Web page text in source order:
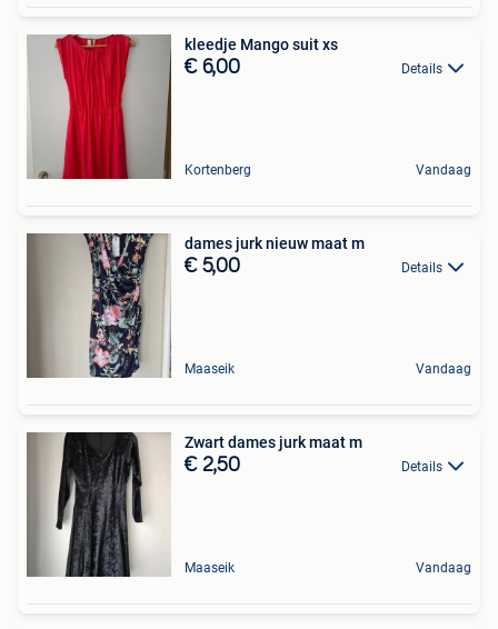
kleedje Mango suit xs
€ 6,00 Details
Kortenberg Vandaag
dames jurk nieuw maat m
€ 5,00 Details
Maaseik Vandaag
Zwart dames jurk maat m
€ 2,50 Details
Maaseik Vandaag